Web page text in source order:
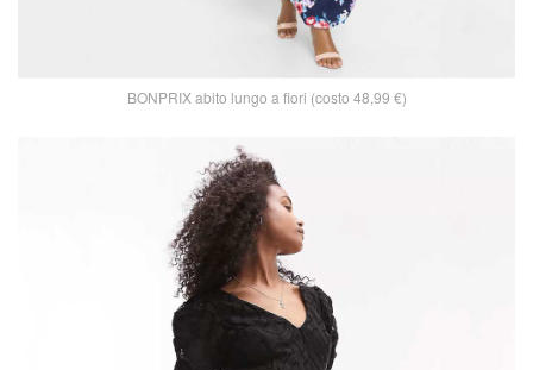
BONPRIX abito lungo a fiori (costo 48,99 €)